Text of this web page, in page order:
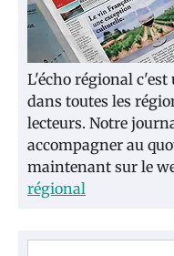
L'écho régional c'est
dans toutes les
lecteurs. Notre
accompagner au
maintenant sur le
régional